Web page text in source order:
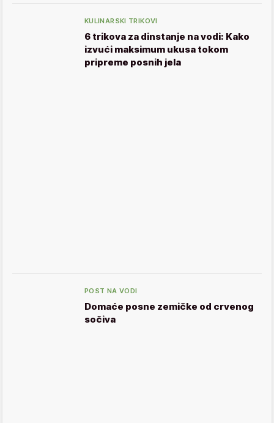
KULINARSKI TRIKOVI
6 trikova za dinstanje na vodi: Kako
izvući maksimum ukusa tokom
pripreme posnih jela
POST NA VODI
Domaće posne zemičke od crvenog
sočiva